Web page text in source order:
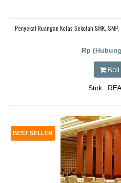
Penyekat Ruangan Kelas Sekolah SMK,
Rp
Beli
Stok :
BEST SELLER